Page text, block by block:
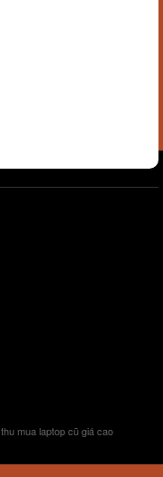
thu mua laptop cũ giá cao